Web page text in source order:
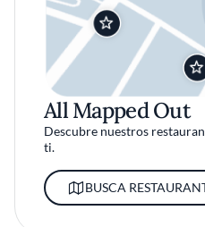
All Mapped Out
Descubre nuestros
ti.
BUSCA